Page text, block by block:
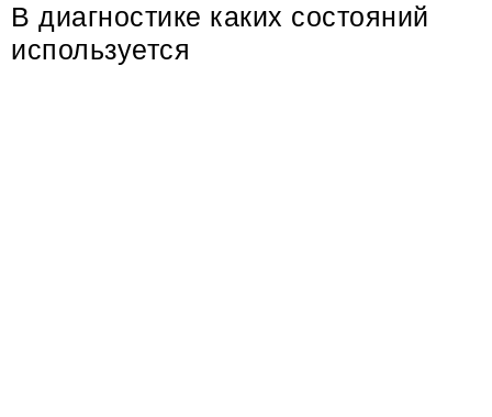
В диагностике каких состояний
используется